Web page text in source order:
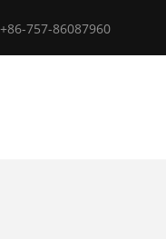
+86-757-86087960